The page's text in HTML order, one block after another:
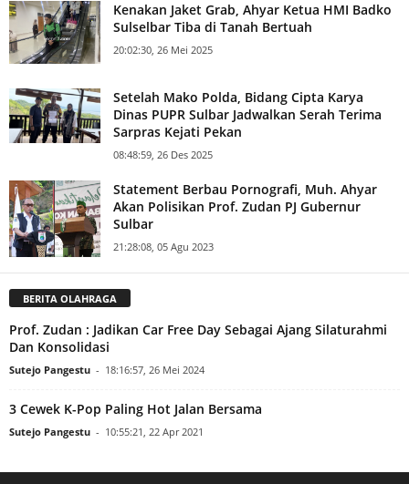
Kenakan Jaket Grab, Ahyar Ketua HMI Badko
Sulselbar Tiba di Tanah Bertuah
20:02:30, 26 Mei 2025
Setelah Mako Polda, Bidang Cipta Karya
Dinas PUPR Sulbar Jadwalkan Serah Terima
Sarpras Kejati Pekan
08:48:59, 26 Des 2025
Statement Berbau Pornografi, Muh. Ahyar
Akan Polisikan Prof. Zudan PJ Gubernur
Sulbar
21:28:08, 05 Agu 2023
BERITA OLAHRAGA
Prof. Zudan : Jadikan Car Free Day Sebagai Ajang Silaturahmi
Dan Konsolidasi
Sutejo Pangestu - 18:16:57, 26 Mei 2024
3 Cewek K-Pop Paling Hot Jalan Bersama
Sutejo Pangestu - 10:55:21, 22 Apr 2021